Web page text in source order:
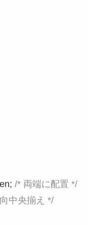
/* 両端に配置 */
中央揃え */